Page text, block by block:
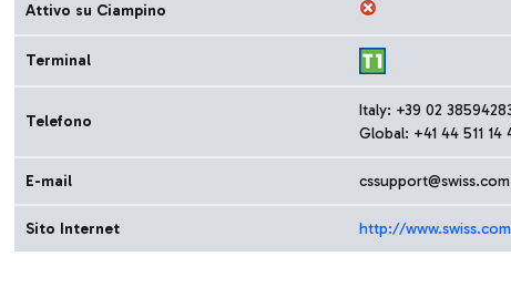
Attivo su Ciampino
Terminal
Telefono
Italy: +39 02
Global: +41 44 511 14
E-mail cssupport@swiss.com
Sito Internet http://www.swiss.com